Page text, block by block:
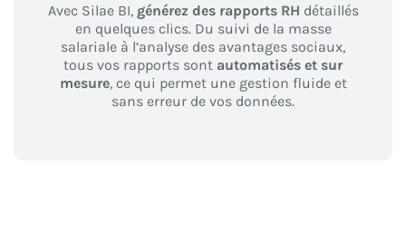
Avec Silae BI, générez des rapports RH détaillés
en quelques clics. Du suivi de la masse
salariale à l’analyse des avantages sociaux,
tous vos rapports sont automatisés et sur
mesure, ce qui permet une gestion fluide et
sans erreur de vos données.